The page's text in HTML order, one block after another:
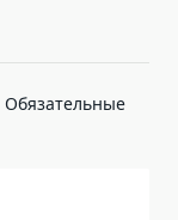
Обязательные